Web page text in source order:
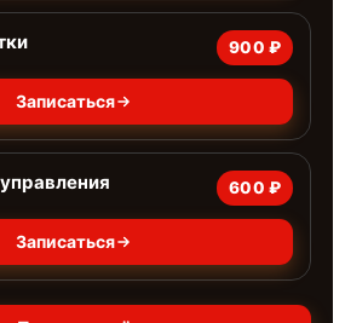
900 ₽
Записаться
600 ₽
Записаться